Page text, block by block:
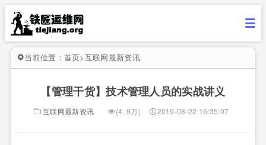
当前位置： 首页>互联网最新资讯
【管理干货】技术管理人员的实战讲义
互联网最新资讯 (4..9万) 2019-08-22 16:35:07